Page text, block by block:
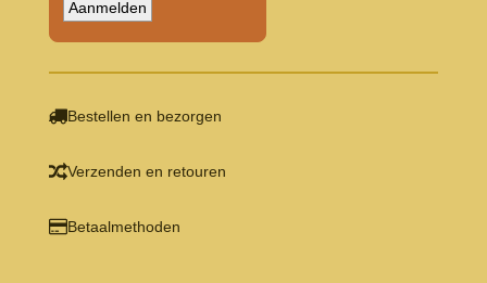
Bestellen en bezorgen
Verzenden en retouren
Betaalmethoden